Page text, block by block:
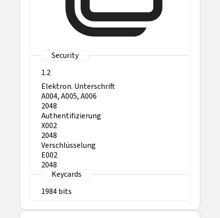
1.2
Elektron. Unterschrift
A004, A005, A006
2048
Authentifizierung
X002
2048
Verschlüsselung
E002
2048
1984